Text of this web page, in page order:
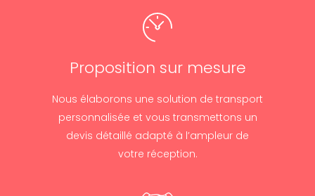
Proposition sur mesure
Nous élaborons une solution de transport
personnalisée et vous transmettons un
devis détaillé adapté à l’ampleur de
votre réception.